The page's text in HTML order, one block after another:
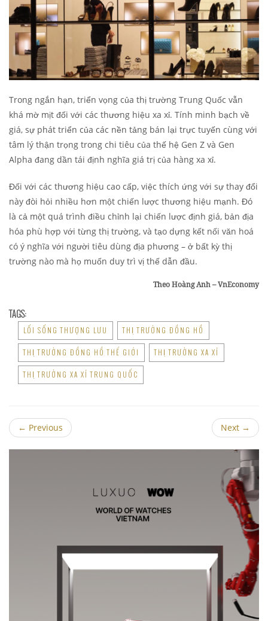
Trong ngắn hạn, triển vọng của thị trường Trung Quốc vẫn
khá mờ mịt đối với các thương hiệu xa xỉ. Tính minh bạch về
giá, sự phát triển của các nền tảng bán lại trực tuyến cùng với
tâm lý thận trọng trong chi tiêu của thế hệ Gen Z và Gen
Alpha đang dần tái định nghĩa giá trị của hàng xa xỉ.
Đối với các thương hiệu cao cấp, việc thích ứng với sự thay đổi
này đòi hỏi nhiều hơn một chiến lược thương hiệu mạnh. Đó
là cả một quá trình điều chỉnh lại chiến lược định giá, bản địa
hóa phù hợp với từng thị trường, và tạo dựng kết nối văn hoá
có ý nghĩa với người tiêu dùng địa phương – ở bất kỳ thị
trường nào mà họ muốn duy trì vị thế dẫn đầu.
Theo Hoàng Anh – VnEconomy
TAGS:
LỐI SỐNG THƯỢNG LƯU THỊ TRƯỜNG ĐỒNG HỒ
THỊ TRƯỜNG ĐỒNG HỒ THẾ GIỚI THỊ TRƯỜNG XA XỈ
THỊ TRƯỜNG XA XỈ TRUNG QUỐC
← Previous Next →